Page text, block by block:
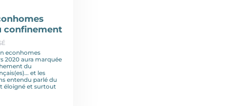
confinement
econhomes
2020 aura marquée
du
et les
entendu parlé du
éloigné et surtout